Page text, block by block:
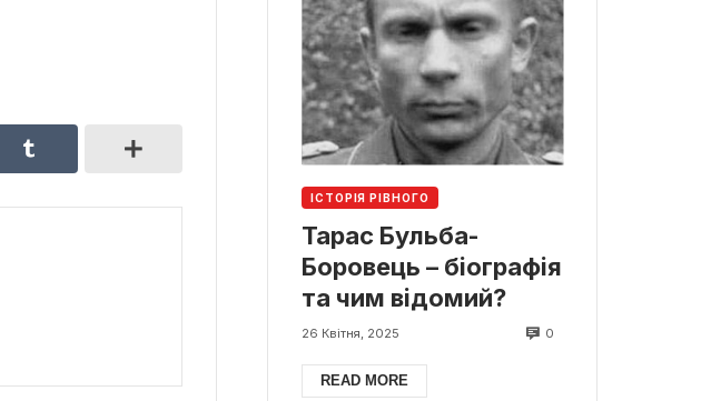
ІСТОРІЯ РІВНОГО
Тарас Бульба-
Боровець – біографія
та чим відомий?
26 Квітня, 2025 0
READ MORE